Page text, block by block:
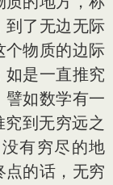
到了无边无际
个物质的边际
如是一直推究
譬如数学有一
到无穷远之
有穷尽的地
点的话，无穷